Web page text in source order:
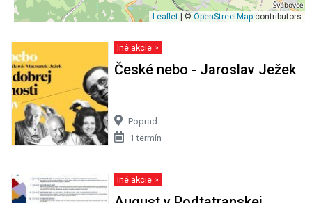
Leaflet | © OpenStreetMap contributors
Iné akcie >
České nebo - Jaroslav Ježek
Poprad
1 termín
Iné akcie >